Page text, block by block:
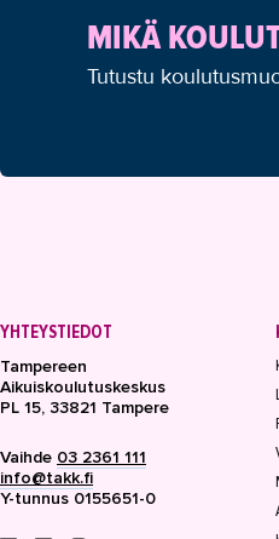
MIKÄ
Tutustu
YHTEYSTIEDOT
Tampereen
Aikuiskoulutuskeskus
PL 15, 33821 Tampere
Vaihde 03 2361 111
info@takk.fi
Y-tunnus 0155651-0